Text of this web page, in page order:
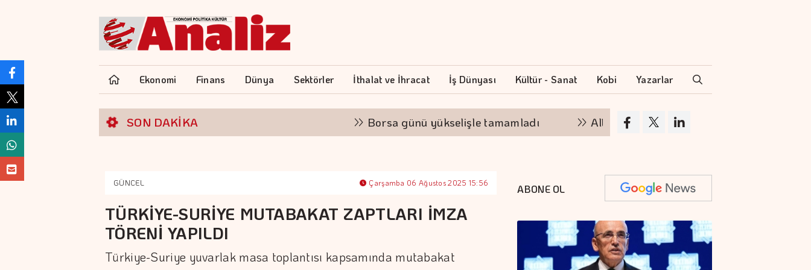
Ekonomi Finans Dünya Sektörler İthalat ve İhracat İş Dünyası Kültür - Sanat Kobi Yazarlar
SON DAKİKA Borsa günü yükselişle tamamladı Altının kilogramı 6 milyon 500 bin liraya
GÜNCEL Çarşamba 06 Ağustos 2025 15:56
TÜRKİYE-SURİYE MUTABAKAT ZAPTLARI İMZA
TÖRENİ YAPILDI
Türkiye-Suriye yuvarlak masa toplantısı kapsamında mutabakat
ABONE OL